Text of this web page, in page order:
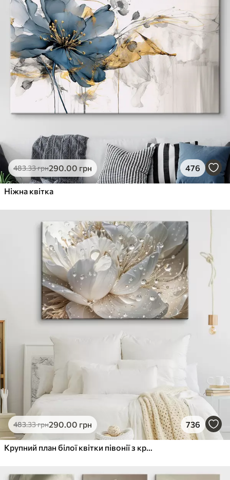
483.33грн290.00 грн 476
Ніжна квітка
483.33грн290.00 грн 736
Крупний план білої квітки півонії з крапельками води на пелюстках на розмитому фоні